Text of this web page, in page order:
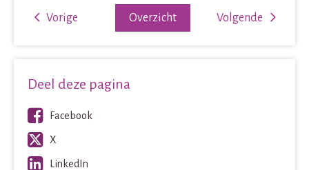
Volgende
Overzicht
Vorige
Deel deze pagina
Facebook
X
LinkedIn